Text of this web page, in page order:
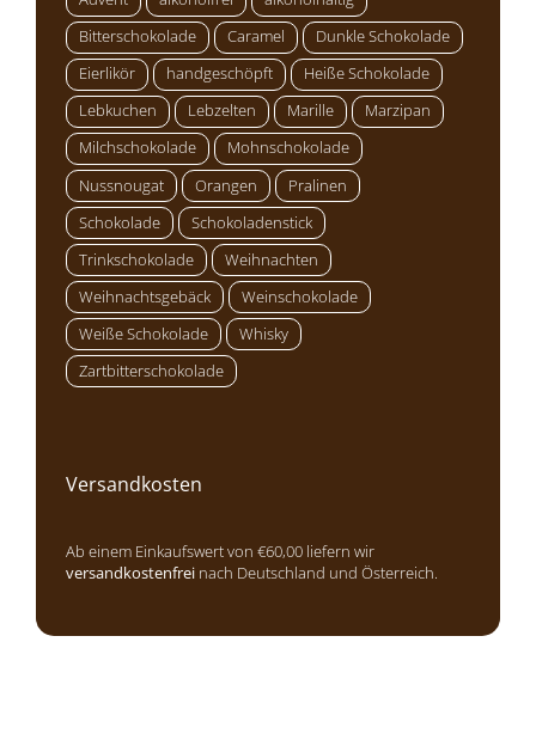
Bitterschokolade
Caramel
Dunkle Schokolade
Eierlikör
handgeschöpft
Heiße Schokolade
Lebkuchen
Lebzelten Marille
Marzipan
Milchschokolade
Mohnschokolade
Nussnougat
Orangen
Pralinen
Schokolade
Schokoladenstick
Trinkschokolade
Weihnachten
Weihnachtsgebäck
Weinschokolade
Weiße Schokolade
Whisky
Zartbitterschokolade
Versandkosten
Ab einem Einkaufswert von €60,00 liefern wir
versandkostenfrei nach Deutschland und Österreich.